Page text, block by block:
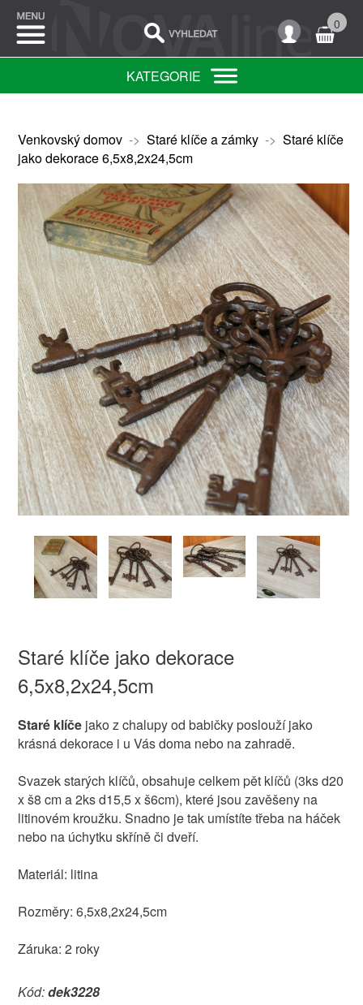
0
KATEGORIE
Venkovský domov-> Staré klíče a zámky-> Staré klíče
jako dekorace 6,5x8,2x24,5cm
Staré klíče jako dekorace
6,5x8,2x24,5cm
Staré klíčejako z chalupy od babičky poslouží jako
krásná dekorace i u Vás doma nebo na zahradě.
Svazek starých klíčů, obsahuje celkem pět klíčů (3ks d20
x š8 cm a 2ks d15,5 x š6cm), které jsou zavěšeny na
litinovém kroužku. Snadno je tak umístíte třeba na háček
nebo na úchytku skříně či dveří.
Materiál: litina
Rozměry: 6,5x8,2x24,5cm
Záruka: 2 roky
Kód:dek3228